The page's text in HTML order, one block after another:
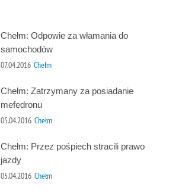
Chełm: Odpowie za włamania do
samochodów
07.04.2016 Chełm
Chełm: Zatrzymany za posiadanie
mefedronu
05.04.2016 Chełm
Chełm: Przez pośpiech stracili prawo
jazdy
05.04.2016 Chełm